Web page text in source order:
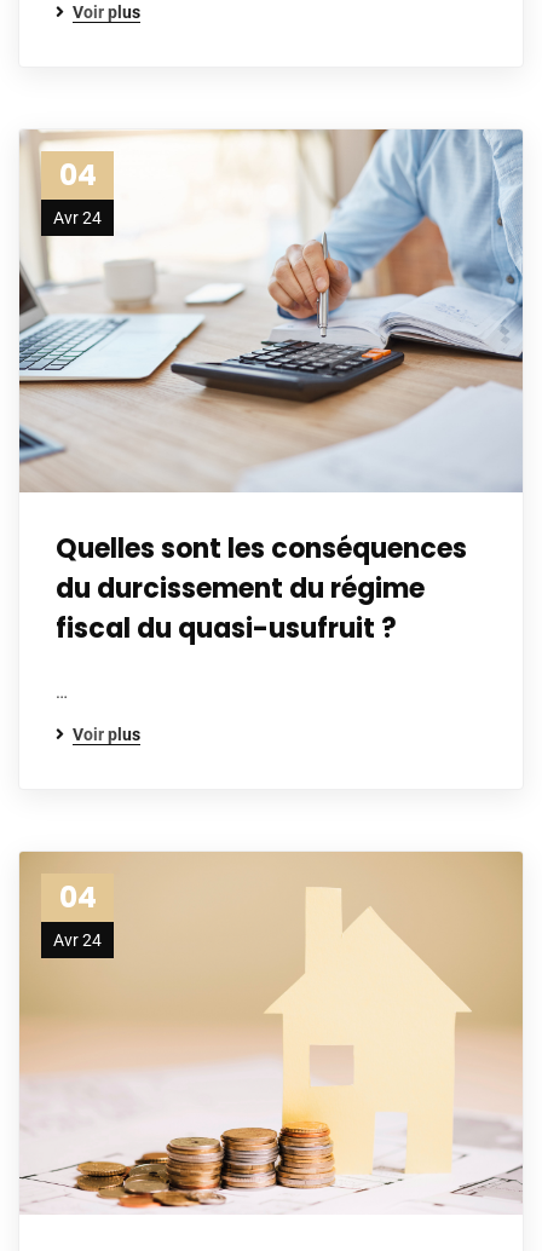
Voir plus
04
Avr 24
Quelles sont les conséquences
du durcissement du régime
fiscal du quasi-usufruit ?
…
Voir plus
04
Avr 24